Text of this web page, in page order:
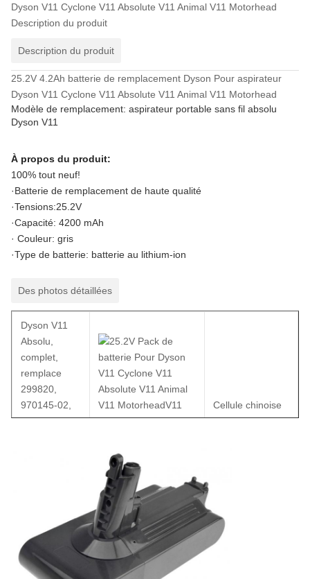
Dyson V11 Cyclone V11 Absolute V11 Animal V11 Motorhead
Description du produit
Description du produit
25.2V 4.2Ah batterie de remplacement Dyson Pour aspirateur
Dyson V11 Cyclone V11 Absolute V11 Animal V11 Motorhead
Modèle de remplacement: aspirateur portable sans fil absolu
Dyson V11
À propos du produit:
100% tout neuf!
·Batterie de remplacement de haute qualité
·Tensions:25.2V
·Capacité: 4200 mAh
· Couleur: gris
·Type de batterie: batterie au lithium-ion
Des photos détaillées
Dyson V11
Absolu,
complet,
remplace
299820,
970145-02,
SV14, Li-Ion,
Cellule chinoise
Li-ion de 4200Ah